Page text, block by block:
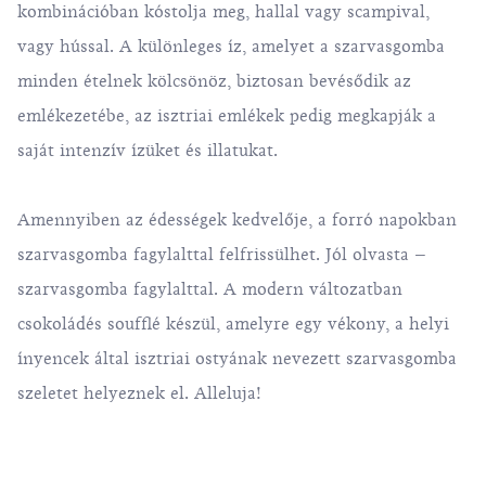
kombinációban kóstolja meg, hallal vagy scampival,
vagy hússal. A különleges íz, amelyet a szarvasgomba
minden ételnek kölcsönöz, biztosan bevésődik az
emlékezetébe, az isztriai emlékek pedig megkapják a
saját intenzív ízüket és illatukat.
Amennyiben az édességek kedvelője, a forró napokban
szarvasgomba fagylalttal felfrissülhet. Jól olvasta –
szarvasgomba fagylalttal. A modern változatban
csokoládés soufflé készül, amelyre egy vékony, a helyi
ínyencek által isztriai ostyának nevezett szarvasgomba
szeletet helyeznek el. Alleluja!